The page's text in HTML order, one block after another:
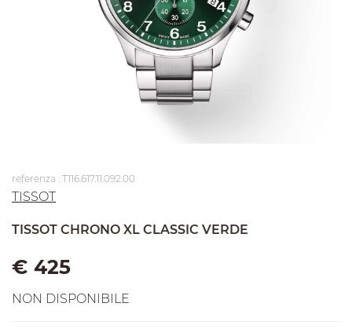
referenza : T116.617.11.092.00
TISSOT
TISSOT CHRONO XL CLASSIC VERDE
€ 425
NON DISPONIBILE